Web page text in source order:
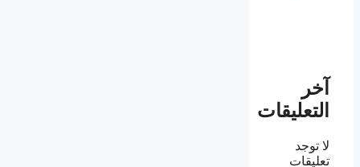
آخر
التعليقات
لا توجد
تعليقات